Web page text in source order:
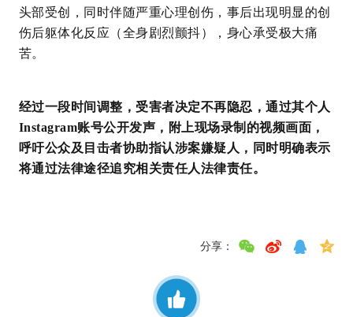
头部受创，同时伴随严重心理创伤，事后出现明显的创
伤后躯体化反应（全身剧烈颤抖），身心承受极大痛
苦。
经过一段时间调整，受害者决定不再隐忍，通过其个人
Instagram账号公开发声，附上现场录制的视频画面，
呼吁公众及目击者协助指认涉案嫌疑人，同时明确表示
将通过法律途径追究相关责任人法律责任。
分享：